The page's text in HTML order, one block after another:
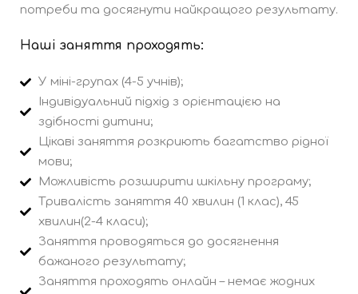
потреби та досягнути найкращого результату.
Наші заняття проходять:
У міні-групах (4-5 учнів);
Індивідуальний підхід з орієнтацією на
здібності дитини;
Цікаві заняття розкриють багатство рідної
мови;
Можливість розширити шкільну програму;
Тривалість заняття 40 хвилин (1 клас), 45
хвилин(2-4 класи);
Заняття проводяться до досягнення
бажаного результату;
Заняття проходять онлайн – немає жодних